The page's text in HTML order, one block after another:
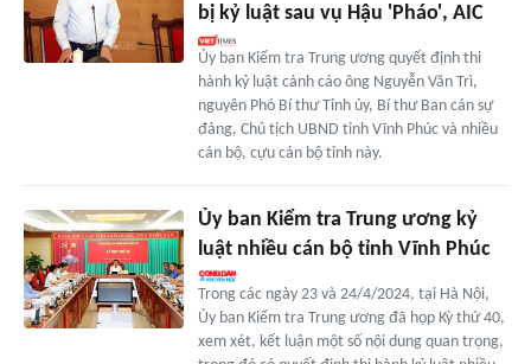
bị kỷ luật sau vụ Hậu 'Pháo', AIC
Ủy ban Kiểm tra Trung ương quyết định thi
hành kỷ luật cảnh cáo ông Nguyễn Văn Trì,
nguyên Phó Bí thư Tỉnh ủy, Bí thư Ban cán sự
đảng, Chủ tịch UBND tỉnh Vĩnh Phúc và nhiều
cán bộ, cựu cán bộ tỉnh này.
Ủy ban Kiểm tra Trung ương kỷ
luật nhiều cán bộ tỉnh Vĩnh Phúc
Trong các ngày 23 và 24/4/2024, tại Hà Nội,
Ủy ban Kiểm tra Trung ương đã họp Kỳ thứ 40,
xem xét, kết luận một số nội dung quan trọng,